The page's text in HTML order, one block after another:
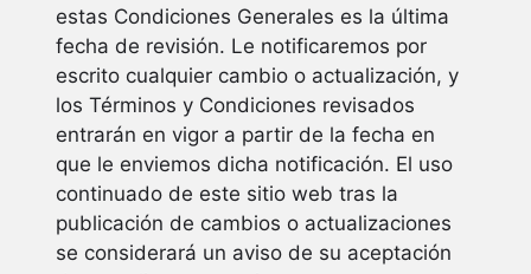
estas Condiciones Generales es la última
fecha de revisión. Le notificaremos por
escrito cualquier cambio o actualización, y
los Términos y Condiciones revisados
entrarán en vigor a partir de la fecha en
que le enviemos dicha notificación. El uso
continuado de este sitio web tras la
publicación de cambios o actualizaciones
se considerará un aviso de su aceptación